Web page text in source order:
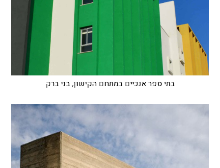
בתי ספר אנכיים במתחם הקישון, בני ברק